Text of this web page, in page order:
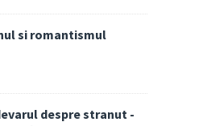
si romantismul
despre stranut -